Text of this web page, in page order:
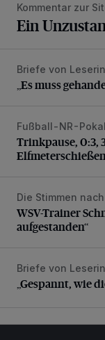
Kommentar zur
Ein
„Es muss
Briefe von
„Es muss
Trinkpause, 0:3,
Fußball-NR-
Trinkpause, 0:3,
Elfmeterschießen
WSV-Trainer
Die Stimmen
WSV-Trainer
aufgestanden“
„Gespannt, wie
Briefe von
„Gespannt, wie